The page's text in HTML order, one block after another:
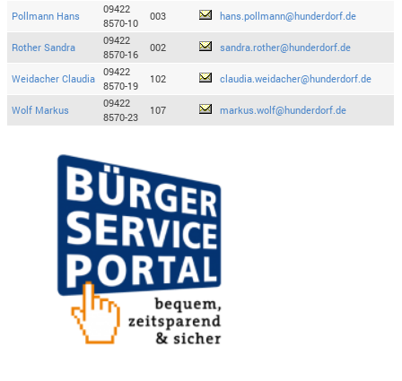
Pollmann Hans
09422
8570-10
003 hans.pollmann@hunderdorf.de
Rother Sandra
09422
8570-16
002 sandra.rother@hunderdorf.de
Weidacher Claudia
09422
8570-19
102 claudia.weidacher@hunderdorf.de
Wolf Markus
09422
8570-23
107 markus.wolf@hunderdorf.de